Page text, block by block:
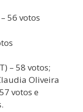
56 votos
– 58 votos;
Oliveira
votos e